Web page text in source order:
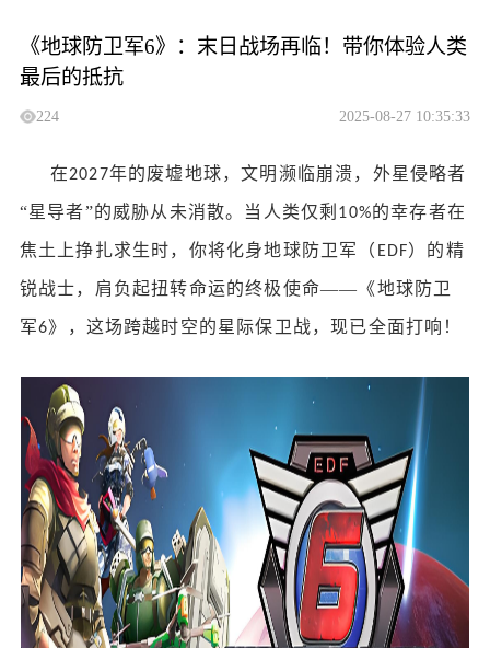
《地球防卫军6》：末日战场再临！带你体验人类
最后的抵抗
224 2025-08-27 10:35:33
在2027年的废墟地球，文明濒临崩溃，外星侵略者
“星导者”的威胁从未消散。当人类仅剩 10%的幸存者在
焦土上挣扎求生时，你将化身地球防卫军（ EDF）的精
锐战士，肩负起扭转命运的终极使命——《地球防卫
军6》，这场跨越时空的星际保卫战，现已全面打响！